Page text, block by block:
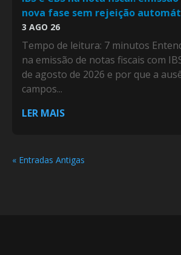
nova fase sem rejeição
3 AGO 26
Tempo de leitura: 7 minutos
na emissão de notas fiscais com
de agosto de 2026 e por que a
campos...
LER MAIS
« Entradas Antigas